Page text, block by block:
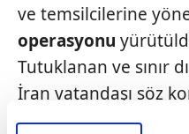
ve temsilcilerine
operasyonu
Tutuklanan ve sınır
İran vatandaşı söz
yönetiminin